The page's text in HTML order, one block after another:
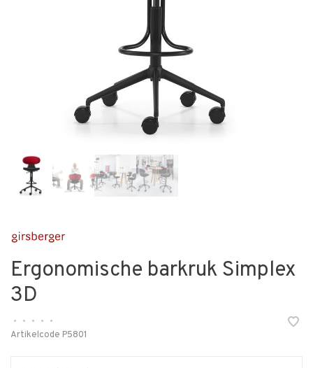
Ergonomische barkruk Simplex
3D
• • • •
•
Artikelcode P5801